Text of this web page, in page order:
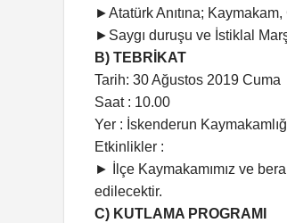
►Atatürk Anıtına;
►Saygı duruşu ve İstiklal
B) TEBRİKAT
Tarih: 30 Ağustos 2019 Cuma
Saat : 10.00
Yer : İskenderun
Etkinlikler :
► İlçe Kaymakamımız ve
edilecektir.
C) KUTLAMA PROGRAMI